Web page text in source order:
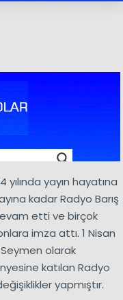
yılında yayın hayatına
kadar Radyo Barış
etti ve birçok
imza attı. 1 Nisan
olarak
katılan Radyo
yapmıştır.